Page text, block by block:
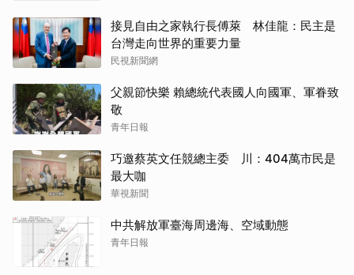
接見自由之家執行長傅萊 林佳龍：民主是
台灣走向世界的重要力量
民視新聞網
父親節快樂 賴總統代表國人向國軍、軍眷致
敬
青年日報
巧邀蔡英文任競總主委 川：404萬市民是
最大咖
華視新聞
中共解放軍臺海周邊海、空域動態
青年日報